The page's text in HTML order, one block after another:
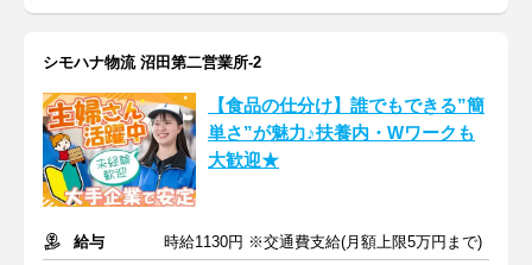
シモハナ物流 沼田第二営業所-2
【食品の仕分け】誰でもできる”簡
単さ”が魅力♪扶養内・Wワークも
大歓迎★
給与 時給1130円 ※交通費支給(月額上限5万円まで)